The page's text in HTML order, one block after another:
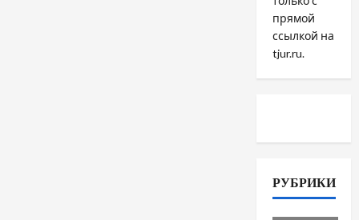
прямой
ссылкой на
tjur.ru.
РУБРИКИ